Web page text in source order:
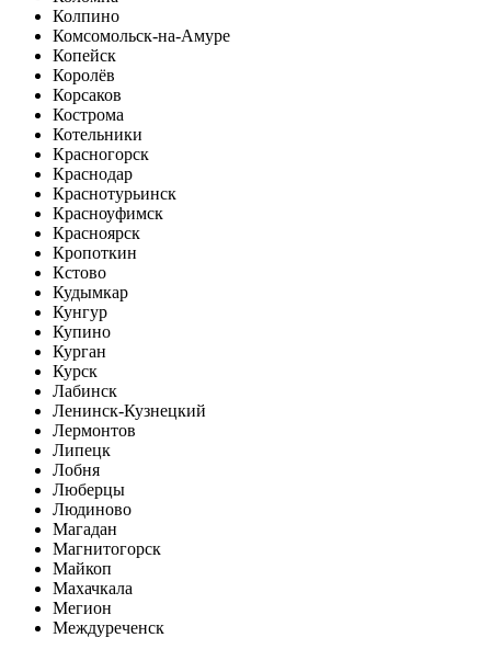
Колпино
Комсомольск-на-Амуре
Копейск
Королёв
Корсаков
Кострома
Котельники
Красногорск
Краснодар
Краснотурьинск
Красноуфимск
Красноярск
Кропоткин
Кстово
Кудымкар
Кунгур
Купино
Курган
Курск
Лабинск
Ленинск-Кузнецкий
Лермонтов
Липецк
Лобня
Люберцы
Людиново
Магадан
Магнитогорск
Майкоп
Махачкала
Мегион
Междуреченск